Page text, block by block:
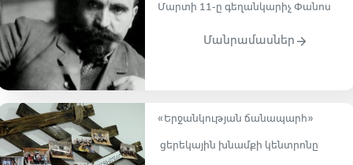
Մարտի 11-ը գեղանկարիչ Փանոս
Մանրամասներ
«Երջանկության ճանապարհ»
ցերեկային խնամքի կենտրոնը